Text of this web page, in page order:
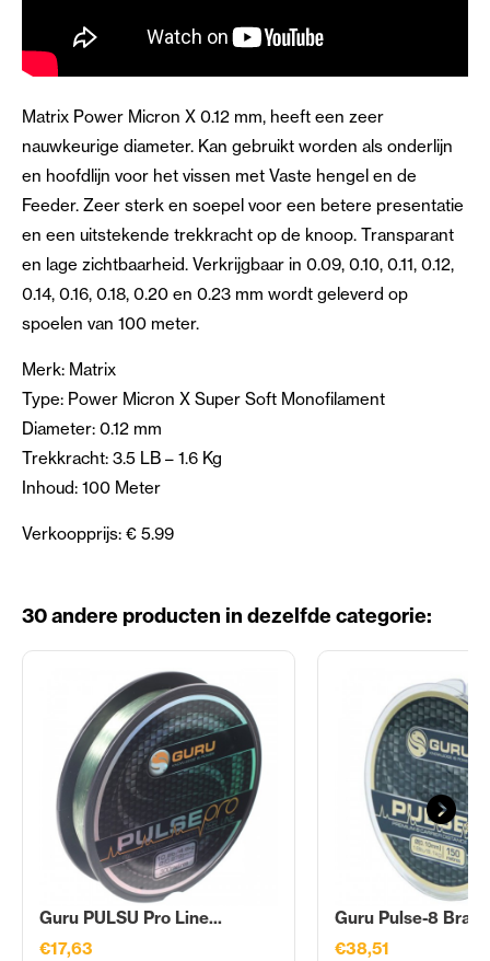
Matrix Power Micron X 0.12 mm, heeft een zeer
nauwkeurige diameter. Kan gebruikt worden als onderlijn
en hoofdlijn voor het vissen met Vaste hengel en de
Feeder. Zeer sterk en soepel voor een betere presentatie
en een uitstekende trekkracht op de knoop. Transparant
en lage zichtbaarheid. Verkrijgbaar in 0.09, 0.10, 0.11, 0.12,
0.14, 0.16, 0.18, 0.20 en 0.23 mm wordt geleverd op
spoelen van 100 meter.
Merk: Matrix
Type: Power Micron X Super Soft Monofilament
Diameter: 0.12 mm
Trekkracht: 3.5 LB – 1.6 Kg
Inhoud: 100 Meter
Verkoopprijs: € 5.99
30 andere producten in dezelfde categorie:
Guru PULSU Pro Line...
€17,63
Guru Pulse-8
€38,51